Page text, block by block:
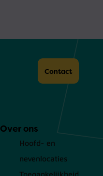
Contact
Over ons
Hoofd- en
nevenlocaties
Toegankelijkheid